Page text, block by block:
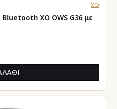
XO
XO OWS G36 με